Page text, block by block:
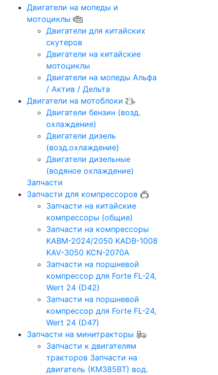
Двигатели на мопеды и
мотоциклы
Двигатели для китайских
скутеров
Двигатели на китайские
мотоциклы
Двигатели на мопеды Альфа
/ Актив / Дельта
Двигатели на мотоблоки
Двигатели бензин (возд.
охлаждение)
Двигатели дизель
(возд.охлаждение)
Двигатели дизельные
(водяное охлаждение)
Запчасти
Запчасти для компрессоров
Запчасти на китайские
компрессоры (общие)
Запчасти на компрессоры
KABM-2024/2050 KADB-1008
KAV-3050 KCN-2070A
Запчасти на поршневой
компрессор для Forte FL-24,
Wert 24 (D42)
Запчасти на поршневой
компрессор для Forte FL-24,
Wert 24 (D47)
Запчасти на минитракторы
Запчасти к двигателям
тракторов Запчасти на
двигатель (КМ385ВТ) вод.